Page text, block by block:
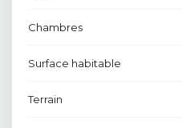
Chambres
Surface habitable
Terrain